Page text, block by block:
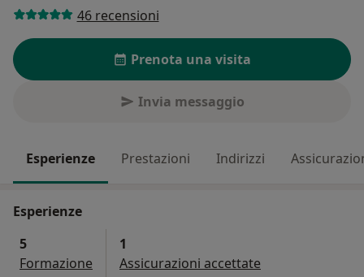
46 recensioni
Prenota una visita
Invia messaggio
Esperienze Prestazioni Indirizzi
Esperienze
5
Formazione
1
Assicurazioni accettate